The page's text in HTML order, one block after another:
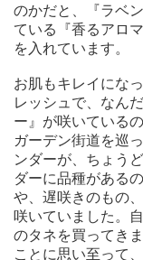
のかだと、『ラベ
ている『香るアロ
を入れています。
お肌もキレイにな
レッシュで、なん
ー』が咲いている
ガーデン街道を巡
ンダーが、ちょう
ダーに品種がある
や、遅咲きのもの
咲いていました。
のタネを買ってき
ことに思い至って